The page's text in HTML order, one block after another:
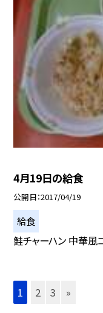
4月19日の給食
公開日 2017/04/19
給食
鮭チャーハン 中華風
1 2 3 »